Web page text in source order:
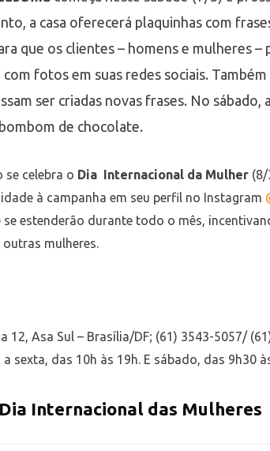
a casa oferecerá plaquinhas com
que os clientes – homens e mulheres –
fotos em suas redes sociais.
ser criadas novas frases. No sábado,
de chocolate.
celebra o Dia Internacional da Mulher (8/
à campanha em seu perfil no Instagram
estenderão durante todo o mês,
mulheres.
12, Asa Sul – Brasília/DF; (61) 3543-5057/
sexta, das 10h às 19h. E sábado, das 9h30
Internacional das Mulheres